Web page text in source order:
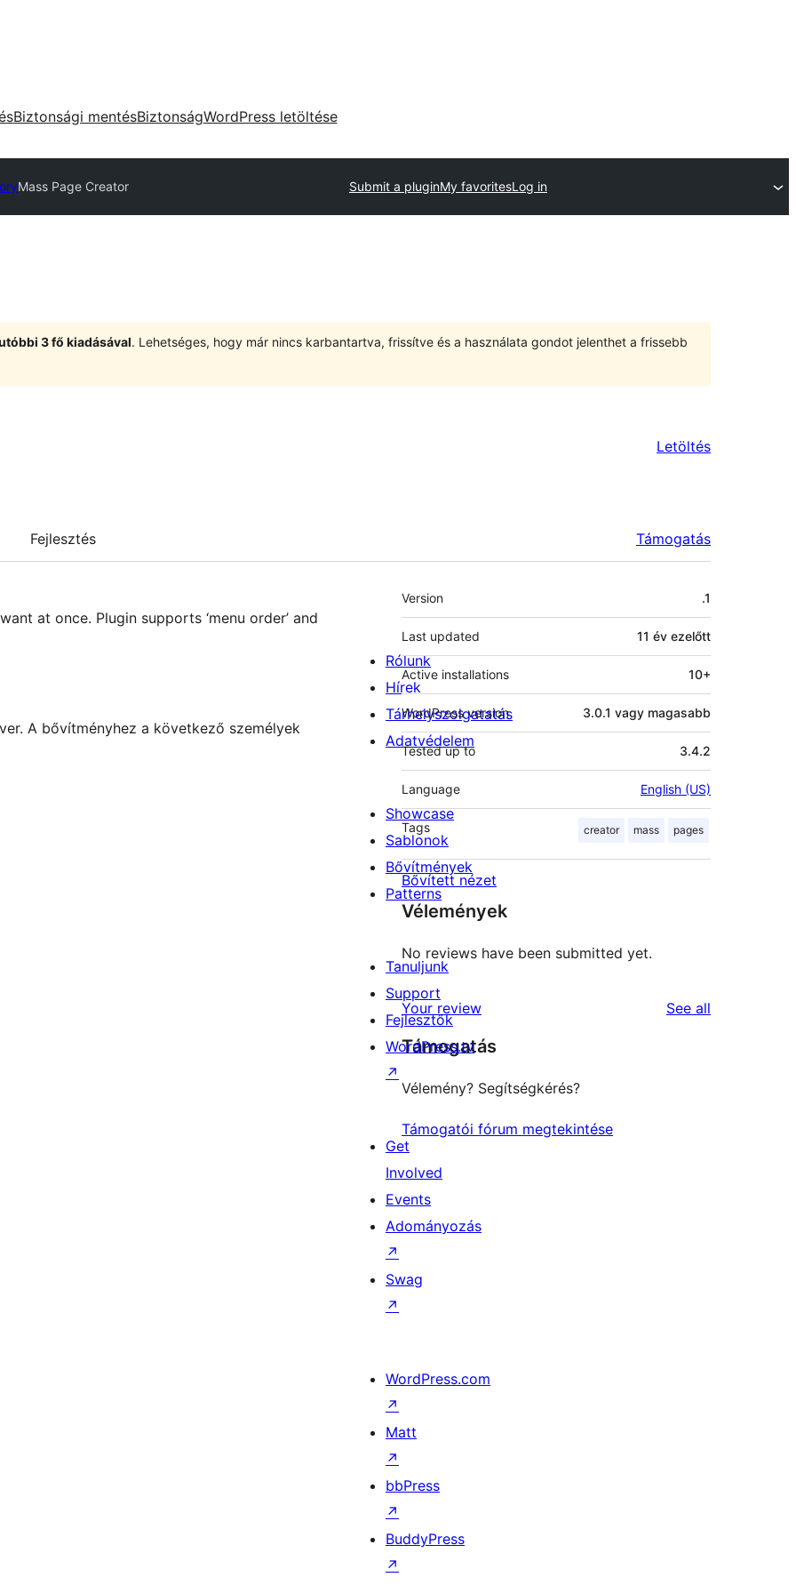
Biztonsági mentésBiztonságWordPress letöltése
Mass Page Creator Submit a pluginMy favoritesLog in
3 fő kiadásával. Lehetséges, hogy már nincs karbantartva, frissítve és a használata gondot jelenthet a frissebb
Letöltés
Fejlesztés Támogatás
at once. Plugin supports ‘menu order’ and
A bővítményhez a következő személyek
Meta
Version .1
Last updated 11 év ezelőtt
Active installations 10+
WordPress version 3.0.1 vagy magasabb
Tested up to 3.4.2
Language English (US)
Tags creator mass pages
Bővített nézet
Vélemények
No reviews have been submitted yet.
Your review See all
Támogatás
Vélemény? Segítségkérés?
Támogatói fórum megtekintése
Rólunk
Hírek
Tárhelyszolgatatás
Adatvédelem
Showcase
Sablonok
Bővítmények
Patterns
Tanuljunk
Support
Fejlesztők
WordPress.tv
↗
Get
Involved
Events
Adományozás
↗
Swag
↗
WordPress.com
↗
Matt
↗
bbPress
↗
BuddyPress
↗